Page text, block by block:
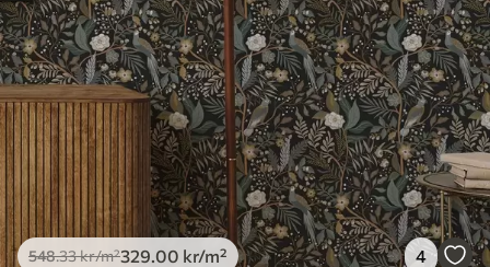
548.33kr/m²329.00 kr/m² 4